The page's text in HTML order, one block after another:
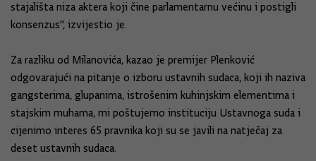
stajališta niza aktera koji čine parlamentarnu većinu i postigli
konsenzus", izvijestio je.
Za razliku od Milanovića, kazao je premijer Plenković
odgovarajući na pitanje o izboru ustavnih sudaca, koji ih naziva
gangsterima, glupanima, istrošenim kuhinjskim elementima i
stajskim muhama, mi poštujemo instituciju Ustavnoga suda i
cijenimo interes 65 pravnika koji su se javili na natječaj za
deset ustavnih sudaca.